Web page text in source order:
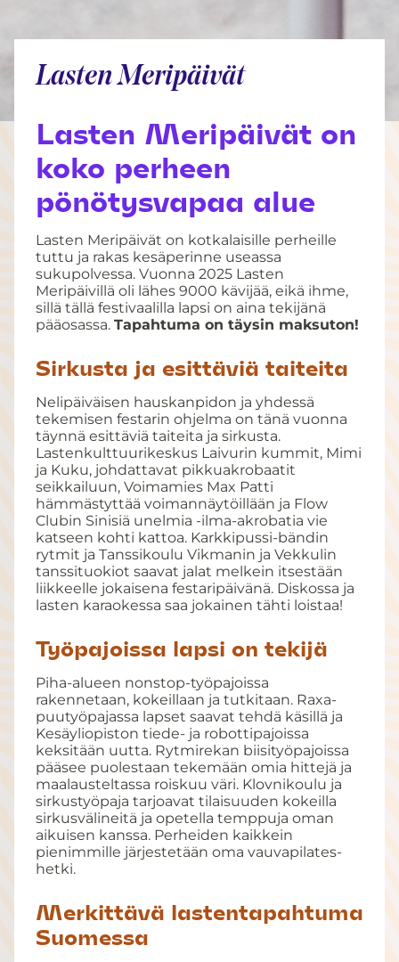
Lasten Meripäivät
Lasten Meripäivät on
koko perheen
pönötysvapaa alue
Lasten Meripäivät on kotkalaisille perheille
tuttu ja rakas kesäperinne useassa
sukupolvessa. Vuonna 2025 Lasten
Meripäivillä oli lähes 9000 kävijää, eikä ihme,
sillä tällä festivaalilla lapsi on aina tekijänä
pääosassa. Tapahtuma on täysin maksuton!
Sirkusta ja esittäviä taiteita
Nelipäiväisen hauskanpidon ja yhdessä
tekemisen festarin ohjelma on tänä vuonna
täynnä esittäviä taiteita ja sirkusta.
Lastenkulttuurikeskus Laivurin kummit, Mimi
ja Kuku, johdattavat pikkuakrobaatit
seikkailuun, Voimamies Max Patti
hämmästyttää voimannäytöillään ja Flow
Clubin Sinisiä unelmia -ilma-akrobatia vie
katseen kohti kattoa. Karkkipussi-bändin
rytmit ja Tanssikoulu Vikmanin ja Vekkulin
tanssituokiot saavat jalat melkein itsestään
liikkeelle jokaisena festaripäivänä. Diskossa ja
lasten karaokessa saa jokainen tähti loistaa!
Työpajoissa lapsi on tekijä
Piha-alueen nonstop-työpajoissa
rakennetaan, kokeillaan ja tutkitaan. Raxa-
puutyöpajassa lapset saavat tehdä käsillä ja
Kesäyliopiston tiede- ja robottipajoissa
keksitään uutta. Rytmirekan biisityöpajoissa
pääsee puolestaan tekemään omia hittejä ja
maalausteltassa roiskuu väri. Klovnikoulu ja
sirkustyöpaja tarjoavat tilaisuuden kokeilla
sirkusvälineitä ja opetella temppuja oman
aikuisen kanssa. Perheiden kaikkein
pienimmille järjestetään oma vauvapilates-
hetki.
Merkittävä lastentapahtuma
Suomessa